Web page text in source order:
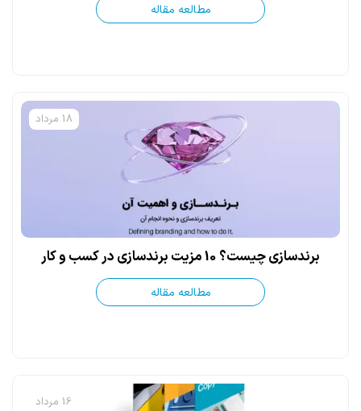
مطالعه مقاله
18 مرداد
برندسازی چیست؟ 10 مزیت برندسازی در کسب و کار
مطالعه مقاله
16 مرداد